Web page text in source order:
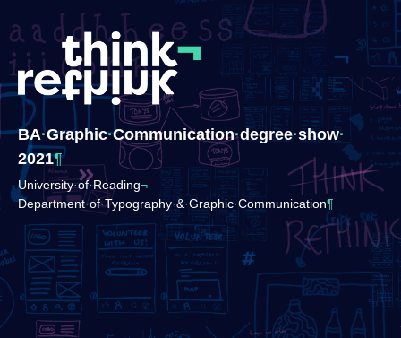
BA·​Graphic·​Communication·​degree·​show·
2021¶
University·​of·​Reading¬
Department·​of·​Typography·​&·​Graphic·​Communication¶